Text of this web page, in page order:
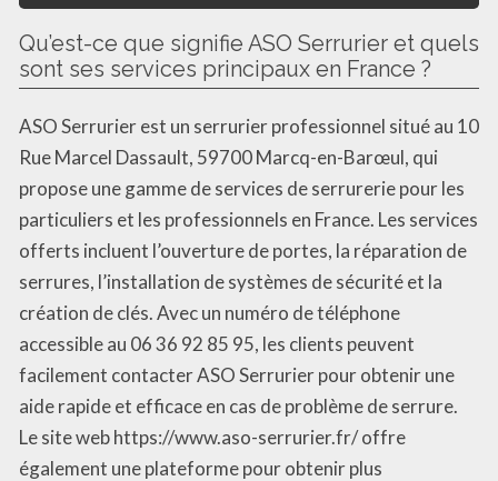
Qu’est-ce que signifie ASO Serrurier et quels
sont ses services principaux en France ?
ASO Serrurier est un serrurier professionnel situé au 10
Rue Marcel Dassault, 59700 Marcq-en-Barœul, qui
propose une gamme de services de serrurerie pour les
particuliers et les professionnels en France. Les services
offerts incluent l’ouverture de portes, la réparation de
serrures, l’installation de systèmes de sécurité et la
création de clés. Avec un numéro de téléphone
accessible au 06 36 92 85 95, les clients peuvent
facilement contacter ASO Serrurier pour obtenir une
aide rapide et efficace en cas de problème de serrure.
Le site web https://www.aso-serrurier.fr/ offre
également une plateforme pour obtenir plus